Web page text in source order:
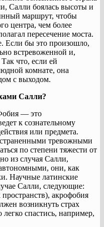
Салли боялась высоты и
маршрут, чтобы
центра, чем более
пересечение моста.
Если бы это произошло,
встревоженной и,
что, если ей
комнате, она
с выходом.
Салли?
— это
к сознательному
или предмета.
тревожными
по степени тяжести от
из случая Салли,
они, как
Научные латинские
Салли, следующие:
акрофобия
возникнуть страх
спастись, например,